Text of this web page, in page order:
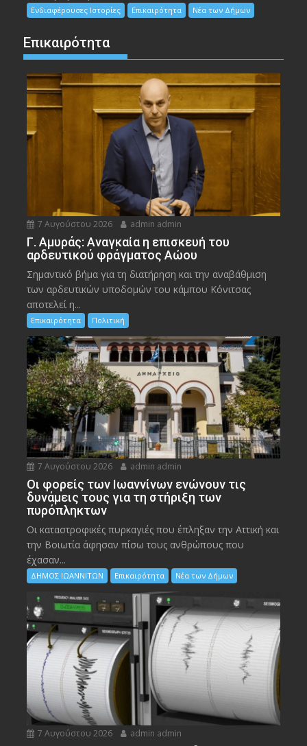
Ενδιαφέρουσες Ιστορίες Επικαιρότητα Νέα των Δήμων
Επικαιρότητα
7 Αυγούστου 2026 admin admin
Γ. Αμυράς: Αναγκαία η επισκευή του
αρδευτικού φράγματος Αώου
Σημαντικό βήμα για τη διατήρηση και την αναβάθμιση
των αρδευτικών υποδομών του κάμπου Κόνιτσας
αποτελεί η...
Επικαιρότητα Πολιτική
7 Αυγούστου 2026 admin admin
Οι φορείς των Ιωαννίνων ενώνουν τις
δυνάμεις τους για τη στήριξη των
πυρόπληκτων
Οι καταστροφικές πυρκαγιές που έπληξαν την Αττική και
την Bοιωτία άφησαν πίσω τους ανθρώπους που
έχασαν...
ΔΗΜΟΣ ΙΩΑΝΝΙΤΩΝ Επικαιρότητα Νέα των Δήμων
7 Αυγούστου 2026 admin admin